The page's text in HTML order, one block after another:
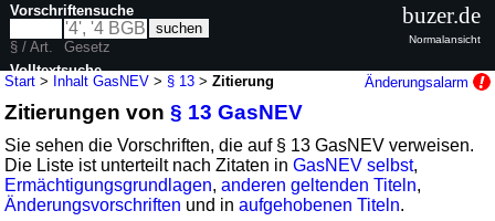
Start > Inhalt GasNEV > § 13 >Zitierung Änderungsalarm
Zitierungen von§ 13 GasNEV
Sie sehen die Vorschriften, die auf § 13 GasNEV verweisen.
Die Liste ist unterteilt nach Zitaten inGasNEV selbst,
Ermächtigungsgrundlagen,anderen geltenden Titeln,
Änderungsvorschriften und inaufgehobenen Titeln.
Vorschriftensuche
§ / Art.
Gesetz
Volltextsuche
nur in GasNEV
buzer.de
Normalansicht